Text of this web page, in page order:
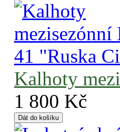
Kalhoty
1 800 Kč